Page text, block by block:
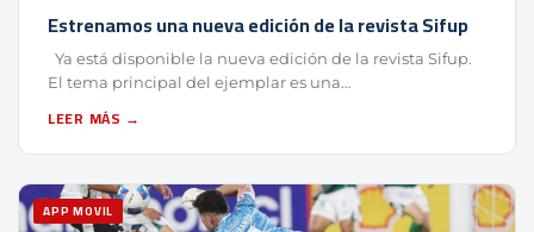
Estrenamos una nueva edición de la revista Sifup
Ya está disponible la nueva edición de la revista Sifup.
El tema principal del ejemplar es una…
LEER MÁS →
APP MOVIL